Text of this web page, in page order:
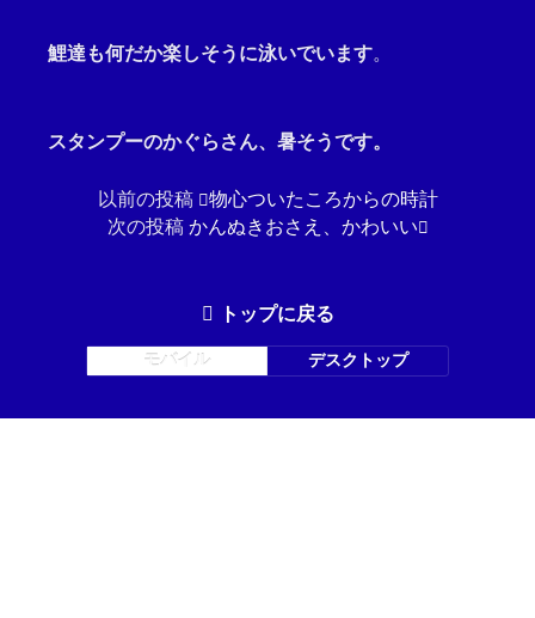
鯉達も何だか楽しそうに泳いでいます。
スタンプーのかぐらさん、暑そうです。
以前の投稿 物心ついたころからの時計
次の投稿かんぬきおさえ、かわいい
トップに戻る
モバイル デスクトップ